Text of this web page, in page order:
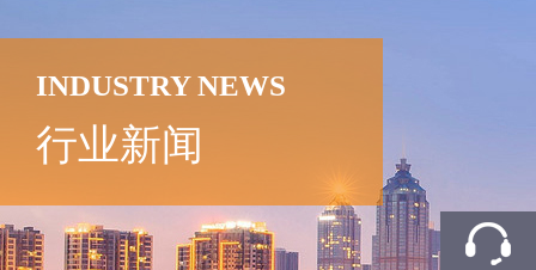
INDUSTRY NEWS
行业新闻